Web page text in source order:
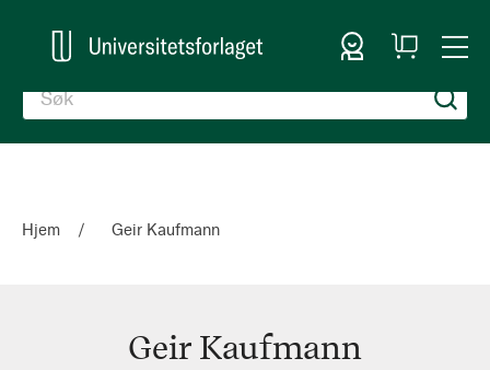
Logg inn
Handlekurv
Hjem Geir Kaufmann
Geir Kaufmann